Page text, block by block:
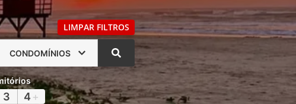
LIMPAR FILTROS
CONDOMÍNIOS
3 4 +